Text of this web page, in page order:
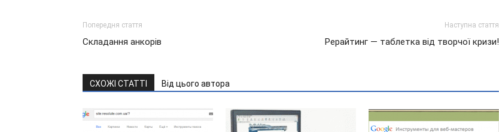
Попередня стаття
Складання анкорів
Наступна стаття
Рерайтинг — таблетка від творчої кризи!
СХОЖІ СТАТТІ Від цього автора